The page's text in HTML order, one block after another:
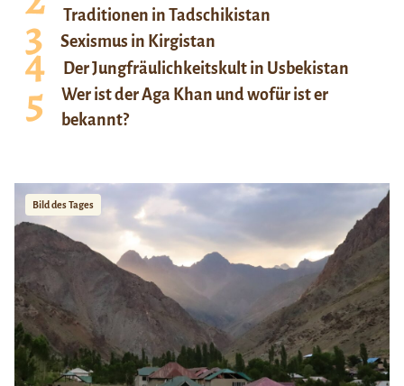
Traditionen in Tadschikistan
Sexismus in Kirgistan
Der Jungfräulichkeitskult in Usbekistan
Wer ist der Aga Khan und wofür ist er
bekannt?
Bild des Tages